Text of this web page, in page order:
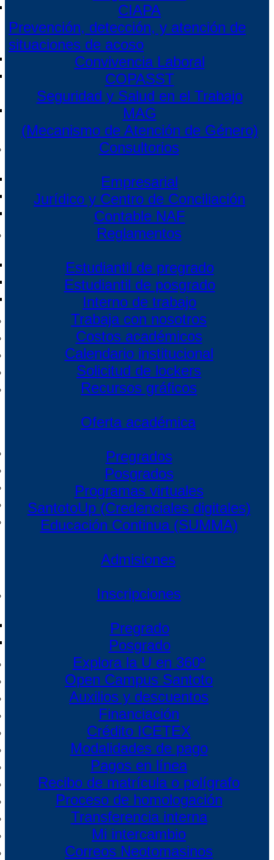
CIAPA
Prevención, detección, y atención de
situaciones de acoso
Convivencia Laboral
COPASST
Seguridad y Salud en el Trabajo
MAG
(Mecanismo de Atención de Género)
Consultorios
Empresarial
Jurídico y Centro de Conciliación
Contable NAF
Reglamentos
Estudiantil de pregrado
Estudiantil de posgrado
Interno de trabajo
Trabaja con nosotros
Costos académicos
Calendario institucional
Solicitud de lockers
Recursos gráficos
Oferta académica
Pregrados
Posgrados
Programas virtuales
SantotoUp (Credenciales digitales)
Educación Continua (SUMMA)
Admisiones
Inscripciones
Pregrado
Posgrado
Explora la U en 360º
Open Campus Santoto
Auxilios y descuentos
Financiación
Crédito ICETEX
Modalidades de pago
Pagos en línea
Recibo de matrícula o polígrafo
Proceso de homologación
Transferencia interna
Mi intercambio
Correos Neotomasinos